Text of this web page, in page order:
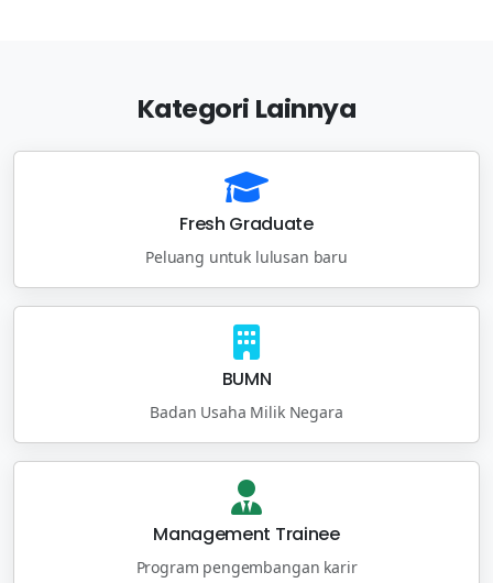
Kategori Lainnya
Fresh Graduate
Peluang untuk lulusan baru
BUMN
Badan Usaha Milik Negara
Management Trainee
Program pengembangan karir